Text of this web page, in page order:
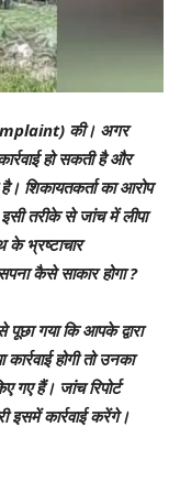
की। अगर
हो सकती है और
शिकायतकर्ता का आरोप
तरीके से जांच में लीपा
के भ्रष्टाचार
कैसे साकार होगा ?
पूछा गया कि आपके द्वारा
होगी तो उनका
गए हैं। जांच रिपोर्ट
इसमें कार्रवाई करेंगे।